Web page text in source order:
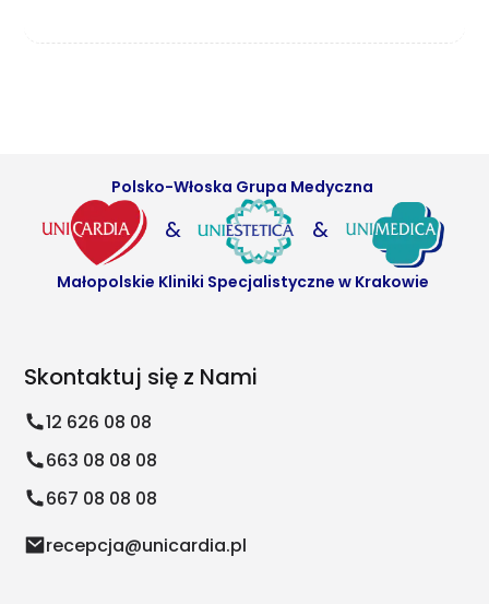
Polsko-Włoska Grupa Medyczna
& &
Małopolskie Kliniki Specjalistyczne w Krakowie
Skontaktuj się z Nami
12 626 08 08
663 08 08 08
667 08 08 08
recepcja@unicardia.pl